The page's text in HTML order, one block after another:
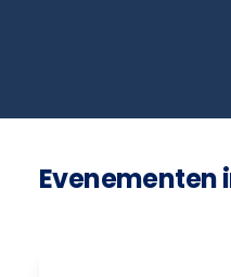
Evenementen